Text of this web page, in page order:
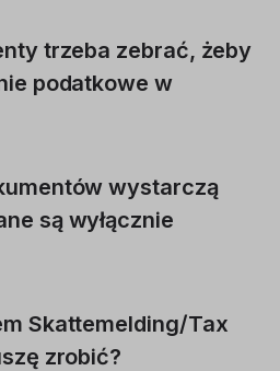
trzeba zebrać, żeby
podatkowe w
wystarczą
są wyłącznie
Skattemelding/Tax
zrobić?